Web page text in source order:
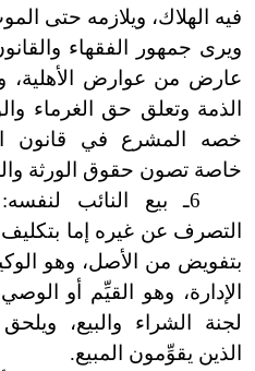
فيه الهلاك، ويلازمه حتى
ويرى جمهور الفقهاء
عارض من عوارض الأهلية،
الذمة وتعلق حق الغرماء
خصه المشرع في قانون
خاصة تصون حقوق الورثة
6ـ بيع النائب
التصرف عن غيره إما
بتفويض من الأصل، وهو
الإدارة، وهو القيِّم أو
لجنة الشراء والبيع،
الذين يقوِّمون المبيع.